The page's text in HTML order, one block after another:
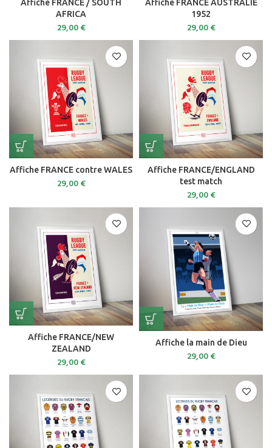
Affiche FRANCE / SOUTH
AFRICA
29,00€
Affiche FRANCE AUSTRALIE
1952
29,00€
Affiche FRANCE contre WALES
29,00€
Affiche FRANCE/ENGLAND
test match
29,00€
Affiche FRANCE/NEW
ZEALAND
29,00€
Affiche la main de Dieu
29,00€